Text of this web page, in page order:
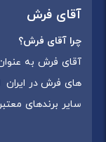
آقای فرش
چرا آقای فرش؟
آقای فرش به
های فرش در ایران
سایر برندهای